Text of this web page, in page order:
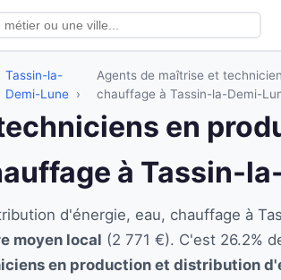
Tassin-la-
Demi-Lune
Agents de maîtrise et
chauffage à Tassin-la-Demi-
en
à Tassin-
d'énergie, eau, chauffage à
moyen local (2 771 €). C'est 26.2%
en production et distribution